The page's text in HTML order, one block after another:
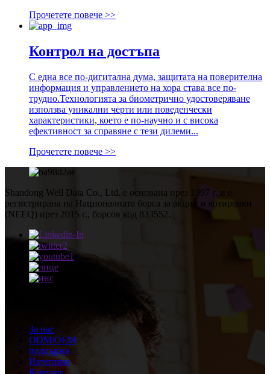
Прочетете повече >>
Контрол на достъпа
С една все по-дигитална дума, защитата на поверителна
информация и управлението на хора става все по-
трудно.Технологията за биометрично удостоверяване
използва уникални черти или поведенчески
характеристики, което е по-научно и с висока
ефективност за справяне с тези дилеми...
Прочетете повече >>
Shandong Well Data Co., Ltd. е основана през 1997 г. и е
регистрирана на Националната борса за акции и котировки
(NEEQ) през 2015 г., борсов код 833552.
За нас
ODM/OEM
поддържа
Изтегляне